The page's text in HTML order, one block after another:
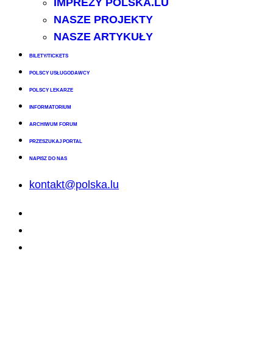
IMPREZY POLSKA.LU
NASZE PROJEKTY
NASZE ARTYKUŁY
BILETY/TICKETS
POLSCY USŁUGODAWCY
POLSCY LEKARZE
INFORMATORIUM
ARCHIWUM FORUM
PRZESZUKAJ PORTAL
NAPISZ DO NAS
kontakt@polska.lu